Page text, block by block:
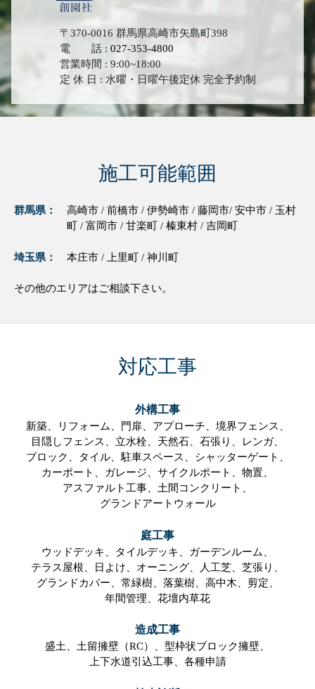
〒370-0016 群馬県高崎市矢島町398
電 話 : 027-353-4800
営業時間 : 9:00~18:00
定 休 日 : 水曜・日曜午後定休 完全予約制
施工可能範囲
群馬県：
高崎市 / 前橋市 / 伊勢崎市 / 藤岡市/ 安中市 / 玉村
町 / 富岡市 / 甘楽町 / 榛東村 / 吉岡町
埼玉県： 本庄市 / 上里町 / 神川町
その他のエリアはご相談下さい。
対応工事
外構工事
新築、 リフォーム、 門扉、 アプローチ、 境界フェンス、
目隠しフェンス、 立水栓、 天然石、 石張り、
レンガ、
ブロック、
タイル、 駐車スペース、 シャッターゲート、
カーポート、
ガレージ、 サイクルポート、 物置、
アスファルト工事、 土間コンクリート、
グランドアートウォール
庭工事
ウッドデッキ、 タイルデッキ、
ガーデンルーム、
テラス屋根、
日よけ、 オーニング、 人工芝、 芝張り、
グランドカバー、 常緑樹、 落葉樹、 高中木、 剪定、
年間管理、 花壇内草花
造成工事
盛土、 土留擁壁（RC）、 型枠状ブロック擁壁、
上下水道引込工事、 各種申請